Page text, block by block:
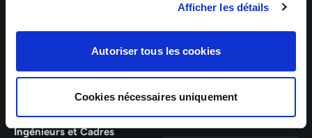
Afficher les détails
Autoriser tous les cookies
Cookies nécessaires uniquement
Cadres
Experts Strasbourg –
Illkirch-Graffenstaden
Experts Saint-Louis –
Tertiaire, Techniciens,
Ingénieurs et Cadres
Tertiaire, Techniciens,
Ingénieurs et Cadres
Saint-Louis – Industrie,
Logistique, Service